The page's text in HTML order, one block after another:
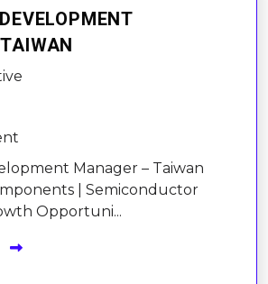
Manager – Taiwan
| Semiconductor
Opportuni...